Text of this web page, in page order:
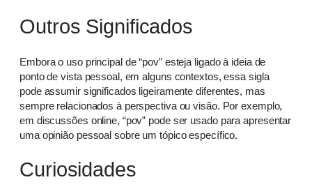
Outros Significados
Embora o uso principal de “pov” esteja ligado à ideia de
ponto de vista pessoal, em alguns contextos, essa sigla
pode assumir significados ligeiramente diferentes, mas
sempre relacionados à perspectiva ou visão. Por exemplo,
em discussões online, “pov” pode ser usado para apresentar
uma opinião pessoal sobre um tópico específico.
Curiosidades